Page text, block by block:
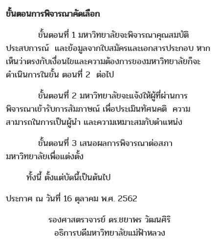
ขั้นตอนการพิจารณาคัดเลือก
ขั้นตอนที่ 1 มหาวิทยาลัยจะพิจารณาคุณสมบัติ
ประสบการณ์ และข้อมูลจากใบสมัครและเอกสารประกอบ หาก
เห็นว่าตรงกับเงื่อนไขและความต้องการของมหาวิทยาลัยก็จะ
ดำเนินการในขั้น ตอนที่ 2 ต่อไป
ขั้นตอนที่ 2 มหาวิทยาลัยจะแจ้งให้ผู้ที่ผ่านการ
พิจารณาเข้ารับการสัมภาษณ์ เพื่อประเมินทัศนคติ ความ
สามารถในการเป็นผู้นำ และความเหมาะสมกับตำแหน่ง
ขั้นตอนที่ 3 เสนอผลการพิจารณาต่อสภา
มหาวิทยาลัยเพื่อแต่งตั้ง
ทั้งนี้ ตั้งแต่บัดนี้เป็นต้นไป
ประกาศ ณ วันที่ 16 ตุลาคม พ.ศ. 2562
รองศาสตราจารย์ ดร.ชยาพร วัฒนศิริ
อธิการบดีมหาวิทยาลัยแม่ฟ้าหลวง